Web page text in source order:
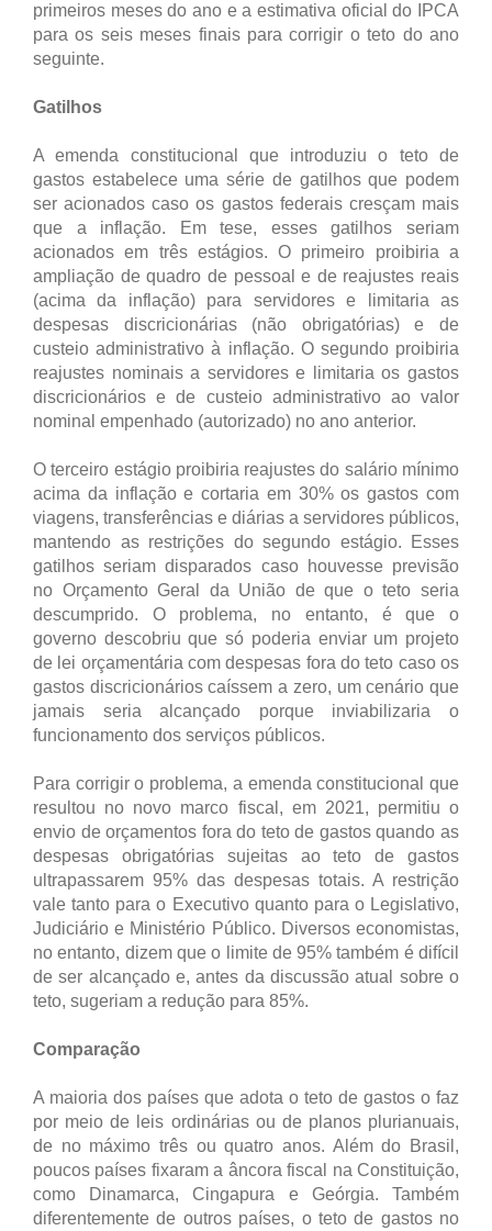
primeiros meses do ano e a estimativa oficial do IPCA
para os seis meses finais para corrigir o teto do ano
seguinte.
Gatilhos
A emenda constitucional que introduziu o teto de
gastos estabelece uma série de gatilhos que podem
ser acionados caso os gastos federais cresçam mais
que a inflação. Em tese, esses gatilhos seriam
acionados em três estágios. O primeiro proibiria a
ampliação de quadro de pessoal e de reajustes reais
(acima da inflação) para servidores e limitaria as
despesas discricionárias (não obrigatórias) e de
custeio administrativo à inflação. O segundo proibiria
reajustes nominais a servidores e limitaria os gastos
discricionários e de custeio administrativo ao valor
nominal empenhado (autorizado) no ano anterior.
O terceiro estágio proibiria reajustes do salário mínimo
acima da inflação e cortaria em 30% os gastos com
viagens, transferências e diárias a servidores públicos,
mantendo as restrições do segundo estágio. Esses
gatilhos seriam disparados caso houvesse previsão
no Orçamento Geral da União de que o teto seria
descumprido. O problema, no entanto, é que o
governo descobriu que só poderia enviar um projeto
de lei orçamentária com despesas fora do teto caso os
gastos discricionários caíssem a zero, um cenário que
jamais seria alcançado porque inviabilizaria o
funcionamento dos serviços públicos.
Para corrigir o problema, a emenda constitucional que
resultou no novo marco fiscal, em 2021, permitiu o
envio de orçamentos fora do teto de gastos quando as
despesas obrigatórias sujeitas ao teto de gastos
ultrapassarem 95% das despesas totais. A restrição
vale tanto para o Executivo quanto para o Legislativo,
Judiciário e Ministério Público. Diversos economistas,
no entanto, dizem que o limite de 95% também é difícil
de ser alcançado e, antes da discussão atual sobre o
teto, sugeriam a redução para 85%.
Comparação
A maioria dos países que adota o teto de gastos o faz
por meio de leis ordinárias ou de planos plurianuais,
de no máximo três ou quatro anos. Além do Brasil,
poucos países fixaram a âncora fiscal na Constituição,
como Dinamarca, Cingapura e Geórgia. Também
diferentemente de outros países, o teto de gastos no